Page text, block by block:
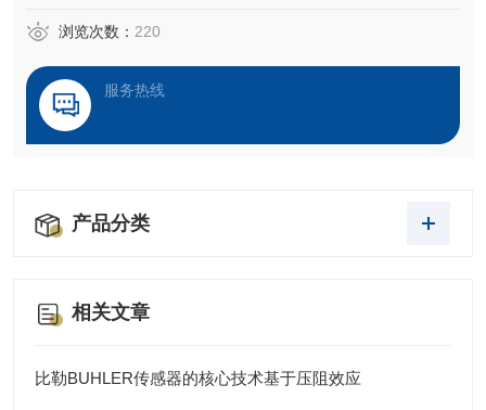
浏览次数： 220
服务热线
产品分类
相关文章
比勒BUHLER传感器的核心技术基于压阻效应